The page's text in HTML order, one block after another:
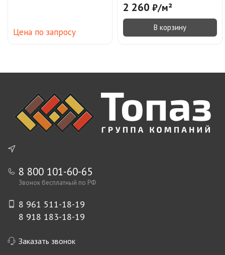
Цена по запросу
2 260 ₽/м²
В корзину
8 800 101-60-65
Звонок бесплатный по РФ
8 961 511-18-19
8 918 183-18-19
Заказать звонок